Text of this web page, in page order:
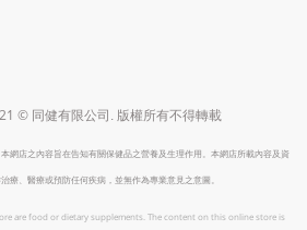
© 同健有限公司 . 版權所有不得轉載
網店之內容旨在告知有關保健品之營養及生理作用。本網店所載內容及資
療、醫療或預防任何疾病，並無作為專業意見之意圖。
are food or dietary supplements. The content on this online store is